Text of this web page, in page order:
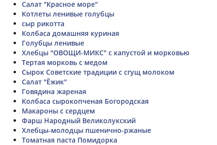
Салат "Красное море"
Котлеты ленивые голубцы
сыр рикотта
Колбаса домашняя куриная
Голубцы ленивые
Хлебцы "ОВОЩИ-МИКС" с капустой и морковью
Тертая морковь с медом
Сырок Советские традиции с сгущ молоком
Салат "Ёжик"
Говядина жареная
Колбаса сырокопченая Богородская
Макароны с сердцем
Фарш Народный Великолукский
Хлебцы-молодцы пшенично-ржаные
Томатная паста Помидорка